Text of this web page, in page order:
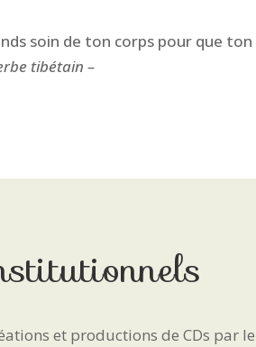
soin de ton corps pour que
tibétain –
et productions de CDs par